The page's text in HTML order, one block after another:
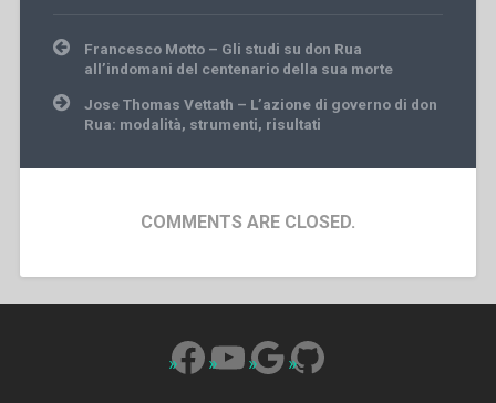
Post
navigation
Francesco Motto – Gli studi su don Rua
all’indomani del centenario della sua morte
Jose Thomas Vettath – L’azione di governo di don
Rua: modalità, strumenti, risultati
COMMENTS ARE CLOSED.
Facebook
YouTube
Google
GitHub